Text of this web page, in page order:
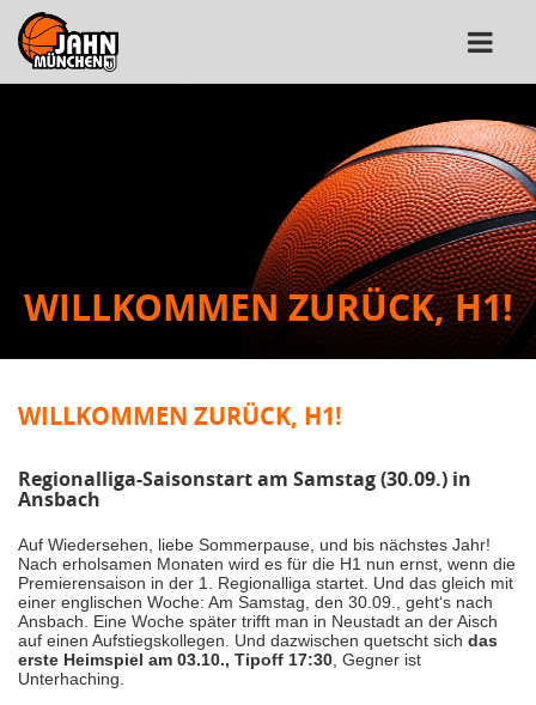
WILLKOMMEN ZURÜCK, H1!
WILLKOMMEN ZURÜCK, H1!
Regionalliga-Saisonstart am Samstag (30.09.) in
Ansbach
Auf Wiedersehen, liebe Sommerpause, und bis nächstes Jahr!
Nach erholsamen Monaten wird es für die H1 nun ernst, wenn die
Premierensaison in der 1. Regionalliga startet. Und das gleich mit
einer englischen Woche: Am Samstag, den 30.09., geht‘s nach
Ansbach. Eine Woche später trifft man in Neustadt an der Aisch
auf einen Aufstiegskollegen. Und dazwischen quetscht sich das
erste Heimspiel am 03.10., Tipoff 17:30 , Gegner ist
Unterhaching.